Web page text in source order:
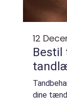
12
Bestil
dine